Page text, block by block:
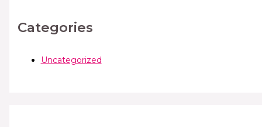
Categories
Uncategorized